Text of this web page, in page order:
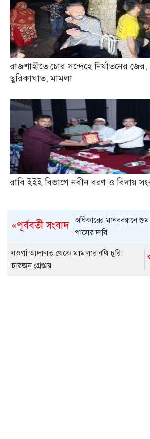
রাজশাহীতে চোর সন্দেহে নির্যাতনের
ছুরিকাঘাত, মামলা
রাবি ইইই বিভাগে নবীন বরণ ও বিদায়
«পূর্ববর্তী সংবাদ অধিকারের মানববন্ধনে
পাসের দাবি
নওগাঁ আদালত থেকে মামলার নথি চুরি,
চারজন গ্রেপ্তার